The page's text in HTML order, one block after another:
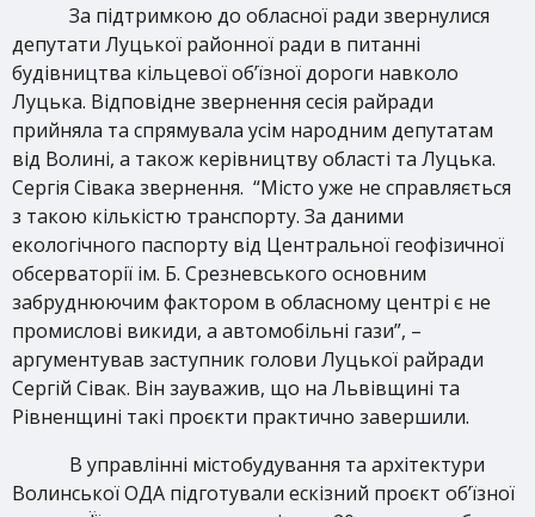
За підтримкою до обласної ради звернулися
депутати Луцької районної ради в питанні
будівництва кільцевої об’їзної дороги навколо
Луцька. Відповідне звернення сесія райради
прийняла та спрямувала усім народним депутатам
від Волині, а також керівництву області та Луцька.
Сергія Сівака звернення. “Місто уже не справляється
з такою кількістю транспорту. За даними
екологічного паспорту від Центральної геофізичної
обсерваторії ім. Б. Срезневського основним
забруднюючим фактором в обласному центрі є не
промислові викиди, а автомобільні гази”, –
аргументував заступник голови Луцької райради
Сергій Сівак. Він зауважив, що на Львівщині та
Рівненщині такі проєкти практично завершили.
В управлінні містобудування та архітектури
Волинської ОДА підготували ескізний проєкт об’їзної